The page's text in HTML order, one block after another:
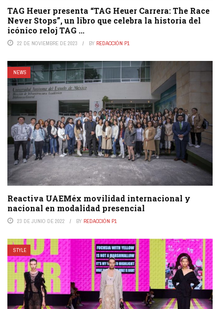
TAG Heuer presenta “TAG Heuer Carrera: The Race
Never Stops”, un libro que celebra la historia del
icónico reloj TAG ...
22 DE NOVIEMBRE DE 2023 BY REDACCIÓN P1
NEWS
Reactiva UAEMéx movilidad internacional y
nacional en modalidad presencial
23 DE JUNIO DE 2022 BY REDACCIÓN P1
STYLE